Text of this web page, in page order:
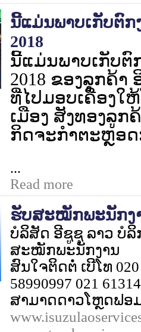
ນີ້ແມ່ນພາບເກັບຕົກ
2018
ນີ້ແມ່ນພາບເກັບຕົ
2018 ຂອງລູຸກຄ້າ
ທີ່ໄປມອບເຄື່ອງໃ
ເມືອງ ສັງທອງລູກ
ກິດຈະກຳຕະຫຼອດ
...
Read more
ຮັບສະໝັກພະນັກງ
ບໍລິສັດ ອີຊູຊຸ ລາວ ບໍ
ສະໝັກພະນັກງານ
ສົນໃຈຕິດຕໍ່ ເບີໂທ 020
58990997 021
ສາມາດດາວໂຫຼດຟ